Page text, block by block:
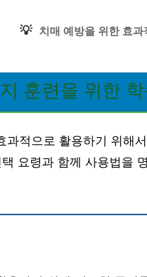
💡 치매 예방을 위한 효
훈련을 위한
과적으로 활용하기 위해
요령과 함께 사용법을